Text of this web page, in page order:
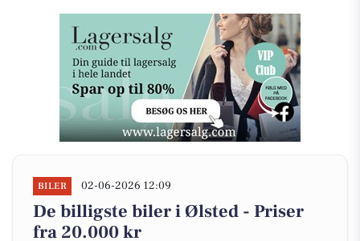
BILER 02-06-2026 12:09
De billigste biler i Ølsted - Priser
fra 20.000 kr